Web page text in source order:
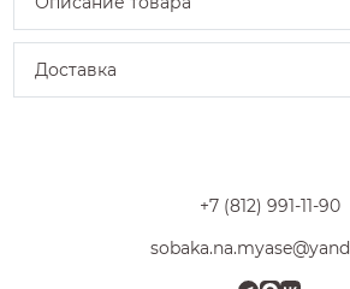
Доставка
+7 (812) 991-11-90